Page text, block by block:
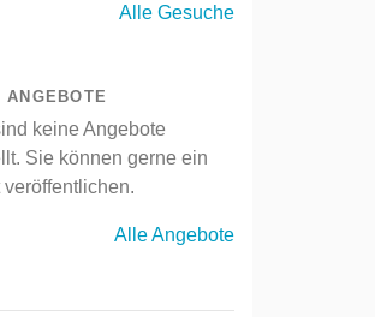
Alle Gesuche
ANGEBOTE
keine Angebote
Sie können gerne ein
Alle Angebote